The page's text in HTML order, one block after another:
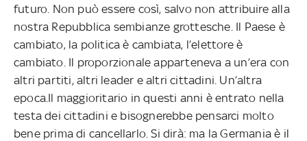
futuro. Non può essere così, salvo non attribuire alla
nostra Repubblica sembianze grottesche. Il Paese è
cambiato, la politica è cambiata, l’elettore è
cambiato. Il proporzionale apparteneva a un’era con
altri partiti, altri leader e altri cittadini. Un’altra
epoca.Il maggioritario in questi anni è entrato nella
testa dei cittadini e bisognerebbe pensarci molto
bene prima di cancellarlo. Si dirà: ma la Germania è il